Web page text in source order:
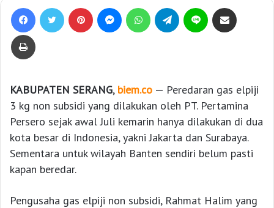
KABUPATEN SERANG, biem.co — Peredaran gas elpiji
3 kg non subsidi yang dilakukan oleh PT. Pertamina
Persero sejak awal Juli kemarin hanya dilakukan di dua
kota besar di Indonesia, yakni Jakarta dan Surabaya.
Sementara untuk wilayah Banten sendiri belum pasti
kapan beredar.
Pengusaha gas elpiji non subsidi, Rahmat Halim yang